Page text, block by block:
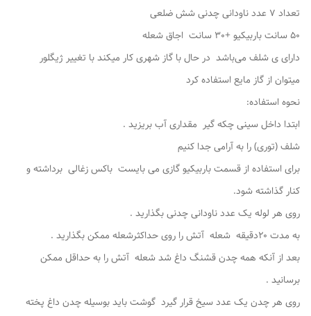
تعداد ۷ عدد ناودانی چدنی شش ضلعی
50 سانت باربیکیو +30 سانت اجاق شعله
دارای ی شلف می‌باشد در حال با گاز شهری کار میکند با تغییر ژیگلور
میتوان از گاز مایع استفاده کرد
نحوه استفاده:
ابتدا داخل سینی چکه گیر مقداری آب بریزید .
شلف (توری) را به آرامی جدا کنیم
برای استفاده از قسمت باربیکیو ‌گازی می بایست باکس زغالی برداشته و
کنار گذاشته شود.
روی هر لوله یک عدد ناودانی چدنی بگذارید .
به مدت ۲۰دقیقه شعله آتش را روی حداکثرشعله ممکن بگذارید .
بعد از آنکه همه چدن قشنگ داغ شد شعله آتش را به حداقل ممکن
برسانید .
روی هر چدن یک عدد سیخ قرار گیرد گوشت باید بوسیله چدن داغ پخته